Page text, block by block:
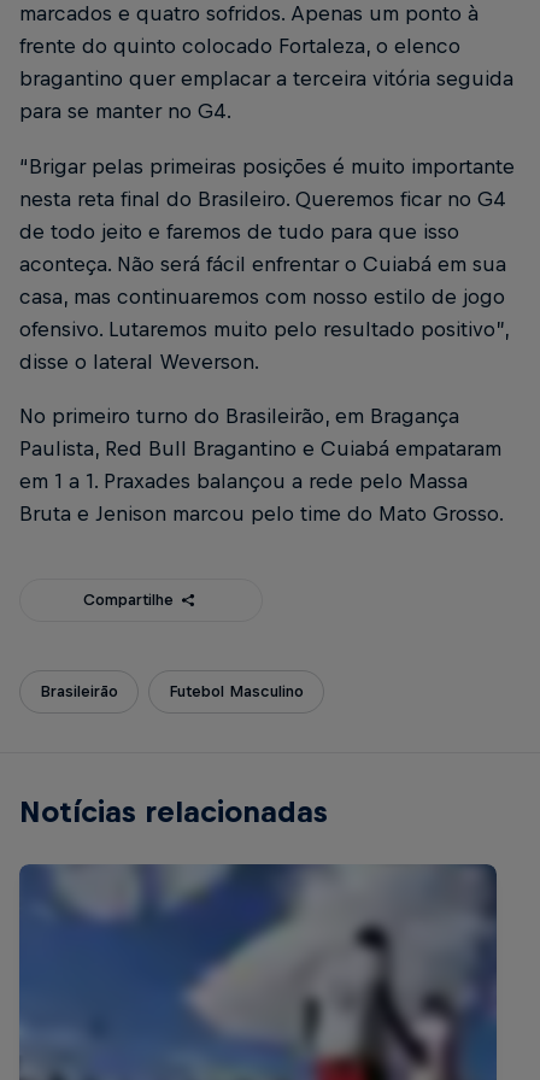
marcados e quatro sofridos. Apenas um ponto à
frente do quinto colocado Fortaleza, o elenco
bragantino quer emplacar a terceira vitória seguida
para se manter no G4.
“Brigar pelas primeiras posições é muito importante
nesta reta final do Brasileiro. Queremos ficar no G4
de todo jeito e faremos de tudo para que isso
aconteça. Não será fácil enfrentar o Cuiabá em sua
casa, mas continuaremos com nosso estilo de jogo
ofensivo. Lutaremos muito pelo resultado positivo”,
disse o lateral Weverson.
No primeiro turno do Brasileirão, em Bragança
Paulista, Red Bull Bragantino e Cuiabá empataram
em 1 a 1. Praxades balançou a rede pelo Massa
Bruta e Jenison marcou pelo time do Mato Grosso.
Compartilhe
Brasileirão Futebol Masculino
Notícias relacionadas